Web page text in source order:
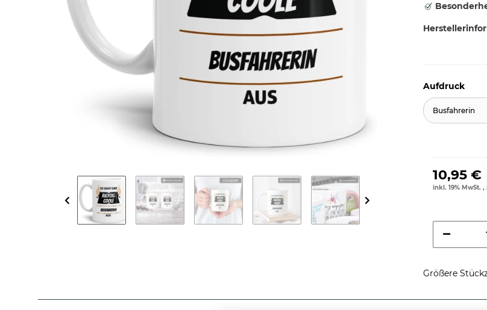
Aufdruck
Busfahrerin
10,95 €
inkl. 19% MwSt. ,
Größere